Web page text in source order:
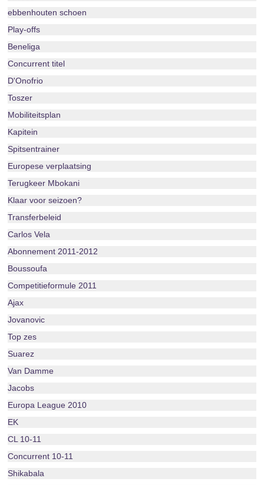
ebbenhouten schoen
Play-offs
Beneliga
Concurrent titel
D'Onofrio
Toszer
Mobiliteitsplan
Kapitein
Spitsentrainer
Europese verplaatsing
Terugkeer Mbokani
Klaar voor seizoen?
Transferbeleid
Carlos Vela
Abonnement 2011-2012
Boussoufa
Competitieformule 2011
Ajax
Jovanovic
Top zes
Suarez
Van Damme
Jacobs
Europa League 2010
EK
CL 10-11
Concurrent 10-11
Shikabala